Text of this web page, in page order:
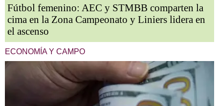
Fútbol femenino: AEC y STMBB comparten la
cima en la Zona Campeonato y Liniers lidera en
el ascenso
ECONOMÍA Y CAMPO